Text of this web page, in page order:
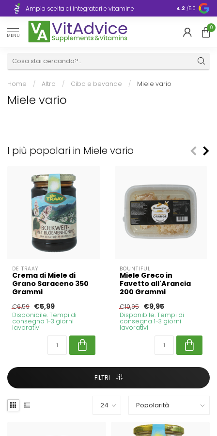
Ampia scelta di integratori e vitamine Consegna
Europa
4.2 /5.0
MENU
0
Home / Altro / Cibo e bevande / Miele vario
Miele vario
I più popolari in Miele vario
DE TRAAY
Crema di Miele di
Grano Saraceno 350
Grammi
€6,59 €5,99
Disponibile. Tempi di
consegna 1-3 giorni
lavorativi
BOUNTIFUL
Miele Greco in
Favetto all'Arancia
200 Grammi
€10,95 €9,95
Disponibile. Tempi di
consegna 1-3 giorni
lavorativi
FILTRI